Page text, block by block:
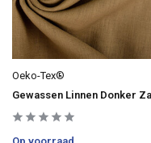
Oeko-Tex®
Gewassen Linnen Donker